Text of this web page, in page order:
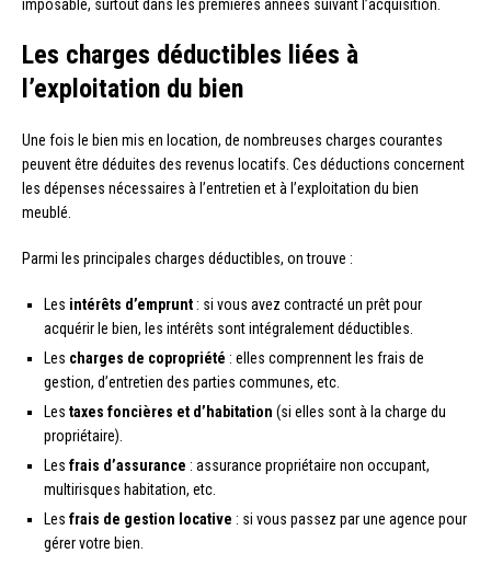
imposable, surtout dans les premières années suivant l’acquisition.
Les charges déductibles liées à
l’exploitation du bien
Une fois le bien mis en location, de nombreuses charges courantes
peuvent être déduites des revenus locatifs. Ces déductions concernent
les dépenses nécessaires à l’entretien et à l’exploitation du bien
meublé.
Parmi les principales charges déductibles, on trouve :
Les intérêts d’emprunt : si vous avez contracté un prêt pour
acquérir le bien, les intérêts sont intégralement déductibles.
Les charges de copropriété : elles comprennent les frais de
gestion, d’entretien des parties communes, etc.
Les taxes foncières et d’habitation (si elles sont à la charge du
propriétaire).
Les frais d’assurance : assurance propriétaire non occupant,
multirisques habitation, etc.
Les frais de gestion locative : si vous passez par une agence pour
gérer votre bien.